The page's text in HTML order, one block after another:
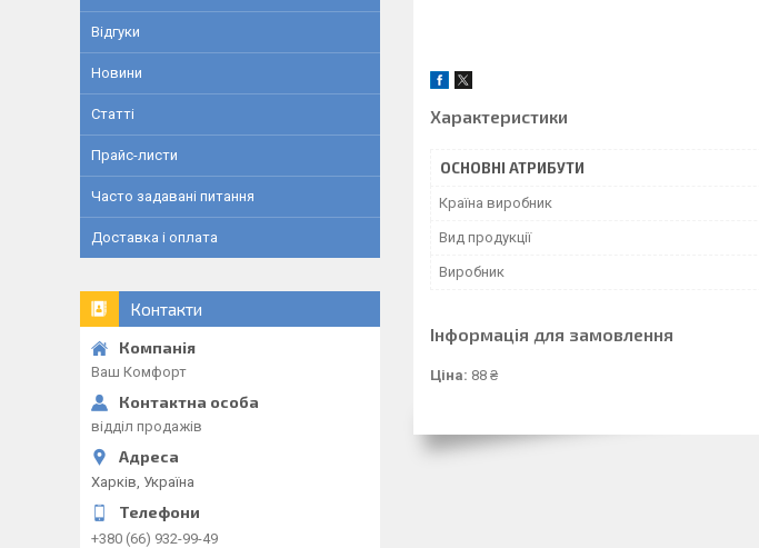
Характеристики
ОСНОВНІ АТРИБУТИ
Країна виробник
Вид продукції
Виробник
Інформація для замовлення
Ціна: 88 ₴
Відгуки
Новини
Статті
Прайс-листи
Часто задавані питання
Доставка і оплата
Контакти
Ваш Комфорт
відділ продажів
Харків, Україна
+380 (66) 932-99-49